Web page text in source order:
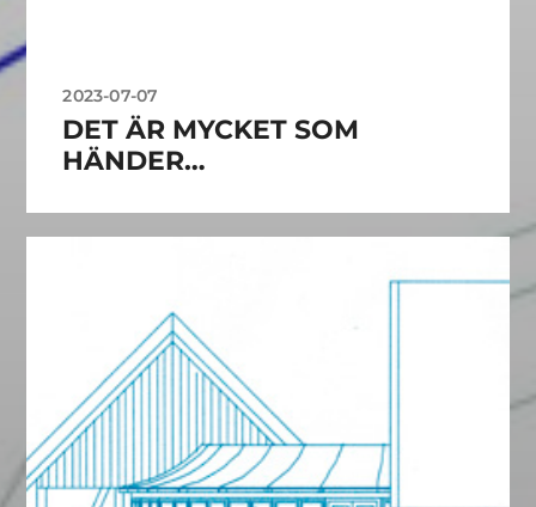
2023-07-07
DET ÄR MYCKET SOM
HÄNDER…